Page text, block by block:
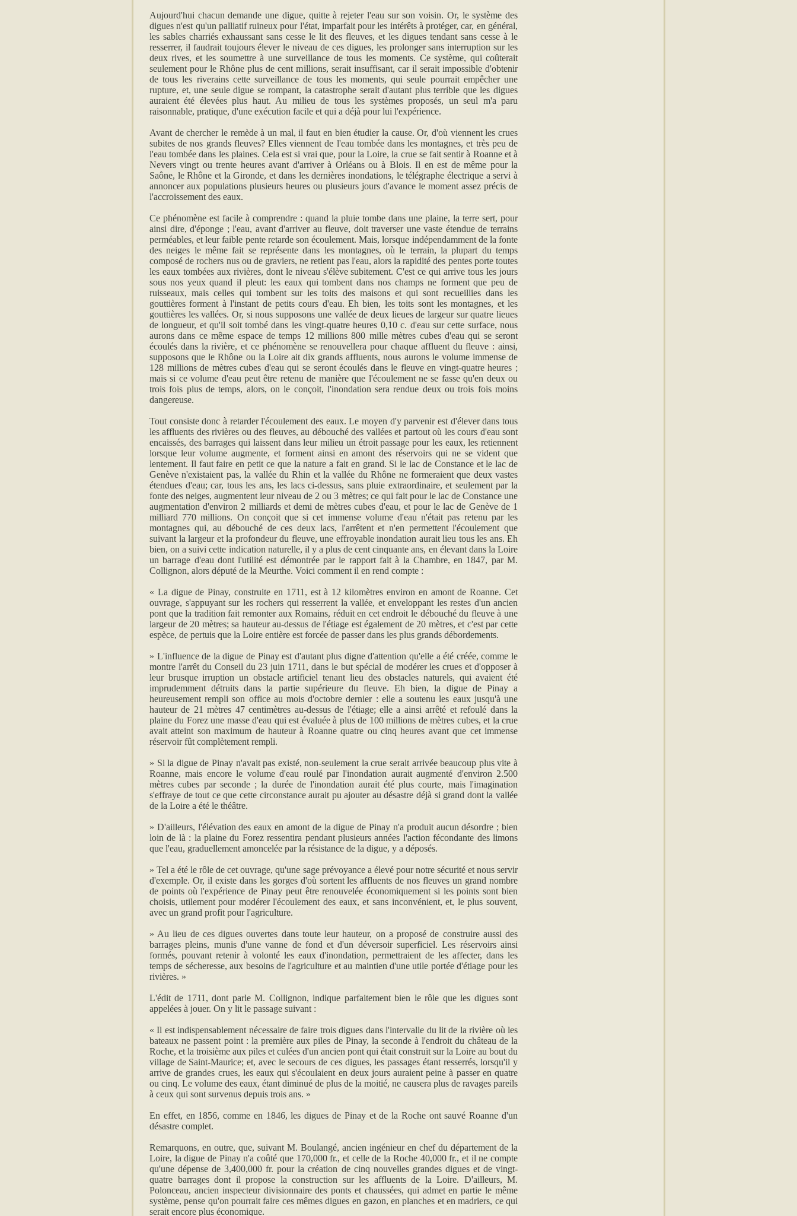
Aujourd'hui chacun demande une digue, quitte à rejeter l'eau sur son voisin. Or, le système des
digues n'est qu'un palliatif ruineux pour l'état, imparfait pour les intérêts à protéger, car, en général,
les sables charriés exhaussant sans cesse le lit des fleuves, et les digues tendant sans cesse à le
resserrer, il faudrait toujours élever le niveau de ces digues, les prolonger sans interruption sur les
deux rives, et les soumettre à une surveillance de tous les moments. Ce système, qui coûterait
seulement pour le Rhône plus de cent millions, serait insuffisant, car il serait impossible d'obtenir
de tous les riverains cette surveillance de tous les moments, qui seule pourrait empêcher une
rupture, et, une seule digue se rompant, la catastrophe serait d'autant plus terrible que les digues
auraient été élevées plus haut. Au milieu de tous les systèmes proposés, un seul m'a paru
raisonnable, pratique, d'une exécution facile et qui a déjà pour lui l'expérience.
Avant de chercher le remède à un mal, il faut en bien étudier la cause. Or, d'où viennent les crues
subites de nos grands fleuves? Elles viennent de l'eau tombée dans les montagnes, et très peu de
l'eau tombée dans les plaines. Cela est si vrai que, pour la Loire, la crue se fait sentir à Roanne et à
Nevers vingt ou trente heures avant d'arriver à Orléans ou à Blois. Il en est de même pour la
Saône, le Rhône et la Gironde, et dans les dernières inondations, le télégraphe électrique a servi à
annoncer aux populations plusieurs heures ou plusieurs jours d'avance le moment assez précis de
l'accroissement des eaux.
Ce phénomène est facile à comprendre : quand la pluie tombe dans une plaine, la terre sert, pour
ainsi dire, d'éponge ; l'eau, avant d'arriver au fleuve, doit traverser une vaste étendue de terrains
perméables, et leur faible pente retarde son écoulement. Mais, lorsque indépendamment de la fonte
des neiges le même fait se représente dans les montagnes, où le terrain, la plupart du temps
composé de rochers nus ou de graviers, ne retient pas l'eau, alors la rapidité des pentes porte toutes
les eaux tombées aux rivières, dont le niveau s'élève subitement. C'est ce qui arrive tous les jours
sous nos yeux quand il pleut: les eaux qui tombent dans nos champs ne forment que peu de
ruisseaux, mais celles qui tombent sur les toits des maisons et qui sont recueillies dans les
gouttières forment à l'instant de petits cours d'eau. Eh bien, les toits sont les montagnes, et les
gouttières les vallées. Or, si nous supposons une vallée de deux lieues de largeur sur quatre lieues
de longueur, et qu'il soit tombé dans les vingt-quatre heures 0,10 c. d'eau sur cette surface, nous
aurons dans ce même espace de temps 12 millions 800 mille mètres cubes d'eau qui se seront
écoulés dans la rivière, et ce phénomène se renouvellera pour chaque affluent du fleuve : ainsi,
supposons que le Rhône ou la Loire ait dix grands affluents, nous aurons le volume immense de
128 millions de mètres cubes d'eau qui se seront écoulés dans le fleuve en vingt-quatre heures ;
mais si ce volume d'eau peut être retenu de manière que l'écoulement ne se fasse qu'en deux ou
trois fois plus de temps, alors, on le conçoit, l'inondation sera rendue deux ou trois fois moins
dangereuse.
Tout consiste donc à retarder l'écoulement des eaux. Le moyen d'y parvenir est d'élever dans tous
les affluents des rivières ou des fleuves, au débouché des vallées et partout où les cours d'eau sont
encaissés, des barrages qui laissent dans leur milieu un étroit passage pour les eaux, les retiennent
lorsque leur volume augmente, et forment ainsi en amont des réservoirs qui ne se vident que
lentement. Il faut faire en petit ce que la nature a fait en grand. Si le lac de Constance et le lac de
Genève n'existaient pas, la vallée du Rhin et la vallée du Rhône ne formeraient que deux vastes
étendues d'eau; car, tous les ans, les lacs ci-dessus, sans pluie extraordinaire, et seulement par la
fonte des neiges, augmentent leur niveau de 2 ou 3 mètres; ce qui fait pour le lac de Constance une
augmentation d'environ 2 milliards et demi de mètres cubes d'eau, et pour le lac de Genève de 1
milliard 770 millions. On conçoit que si cet immense volume d'eau n'était pas retenu par les
montagnes qui, au débouché de ces deux lacs, l'arrêtent et n'en permettent l'écoulement que
suivant la largeur et la profondeur du fleuve, une effroyable inondation aurait lieu tous les ans. Eh
bien, on a suivi cette indication naturelle, il y a plus de cent cinquante ans, en élevant dans la Loire
un barrage d'eau dont l'utilité est démontrée par le rapport fait à la Chambre, en 1847, par M.
Collignon, alors député de la Meurthe. Voici comment il en rend compte :
« La digue de Pinay, construite en 1711, est à 12 kilomètres environ en amont de Roanne. Cet
ouvrage, s'appuyant sur les rochers qui resserrent la vallée, et enveloppant les restes d'un ancien
pont que la tradition fait remonter aux Romains, réduit en cet endroit le débouché du fleuve à une
largeur de 20 mètres; sa hauteur au-dessus de l'étiage est également de 20 mètres, et c'est par cette
espèce, de pertuis que la Loire entière est forcée de passer dans les plus grands débordements.
» L'influence de la digue de Pinay est d'autant plus digne d'attention qu'elle a été créée, comme le
montre l'arrêt du Conseil du 23 juin 1711, dans le but spécial de modérer les crues et d'opposer à
leur brusque irruption un obstacle artificiel tenant lieu des obstacles naturels, qui avaient été
imprudemment détruits dans la partie supérieure du fleuve. Eh bien, la digue de Pinay a
heureusement rempli son office au mois d'octobre dernier : elle a soutenu les eaux jusqu'à une
hauteur de 21 mètres 47 centimètres au-dessus de l'étiage; elle a ainsi arrêté et refoulé dans la
plaine du Forez une masse d'eau qui est évaluée à plus de 100 millions de mètres cubes, et la crue
avait atteint son maximum de hauteur à Roanne quatre ou cinq heures avant que cet immense
réservoir fût complètement rempli.
» Si la digue de Pinay n'avait pas existé, non-seulement la crue serait arrivée beaucoup plus vite à
Roanne, mais encore le volume d'eau roulé par l'inondation aurait augmenté d'environ 2.500
mètres cubes par seconde ; la durée de l'inondation aurait été plus courte, mais l'imagination
s'effraye de tout ce que cette circonstance aurait pu ajouter au désastre déjà si grand dont la vallée
de la Loire a été le théâtre.
» D'ailleurs, l'élévation des eaux en amont de la digue de Pinay n'a produit aucun désordre ; bien
loin de là : la plaine du Forez ressentira pendant plusieurs années l'action fécondante des limons
que l'eau, graduellement amoncelée par la résistance de la digue, y a déposés.
» Tel a été le rôle de cet ouvrage, qu'une sage prévoyance a élevé pour notre sécurité et nous servir
d'exemple. Or, il existe dans les gorges d'où sortent les affluents de nos fleuves un grand nombre
de points où l'expérience de Pinay peut être renouvelée économiquement si les points sont bien
choisis, utilement pour modérer l'écoulement des eaux, et sans inconvénient, et, le plus souvent,
avec un grand profit pour l'agriculture.
» Au lieu de ces digues ouvertes dans toute leur hauteur, on a proposé de construire aussi des
barrages pleins, munis d'une vanne de fond et d'un déversoir superficiel. Les réservoirs ainsi
formés, pouvant retenir à volonté les eaux d'inondation, permettraient de les affecter, dans les
temps de sécheresse, aux besoins de l'agriculture et au maintien d'une utile portée d'étiage pour les
rivières. »
L'édit de 1711, dont parle M. Collignon, indique parfaitement bien le rôle que les digues sont
appelées à jouer. On y lit le passage suivant :
« Il est indispensablement nécessaire de faire trois digues dans l'intervalle du lit de la rivière où les
bateaux ne passent point : la première aux piles de Pinay, la seconde à l'endroit du château de la
Roche, et la troisième aux piles et culées d'un ancien pont qui était construit sur la Loire au bout du
village de Saint-Maurice; et, avec le secours de ces digues, les passages étant resserrés, lorsqu'il y
arrive de grandes crues, les eaux qui s'écoulaient en deux jours auraient peine à passer en quatre
ou cinq. Le volume des eaux, étant diminué de plus de la moitié, ne causera plus de ravages pareils
à ceux qui sont survenus depuis trois ans. »
En effet, en 1856, comme en 1846, les digues de Pinay et de la Roche ont sauvé Roanne d'un
désastre complet.
Remarquons, en outre, que, suivant M. Boulangé, ancien ingénieur en chef du département de la
Loire, la digue de Pinay n'a coûté que 170,000 fr., et celle de la Roche 40,000 fr., et il ne compte
qu'une dépense de 3,400,000 fr. pour la création de cinq nouvelles grandes digues et de vingt-
quatre barrages dont il propose la construction sur les affluents de la Loire. D'ailleurs, M.
Polonceau, ancien inspecteur divisionnaire des ponts et chaussées, qui admet en partie le même
système, pense qu'on pourrait faire ces mêmes digues en gazon, en planches et en madriers, ce qui
serait encore plus économique.